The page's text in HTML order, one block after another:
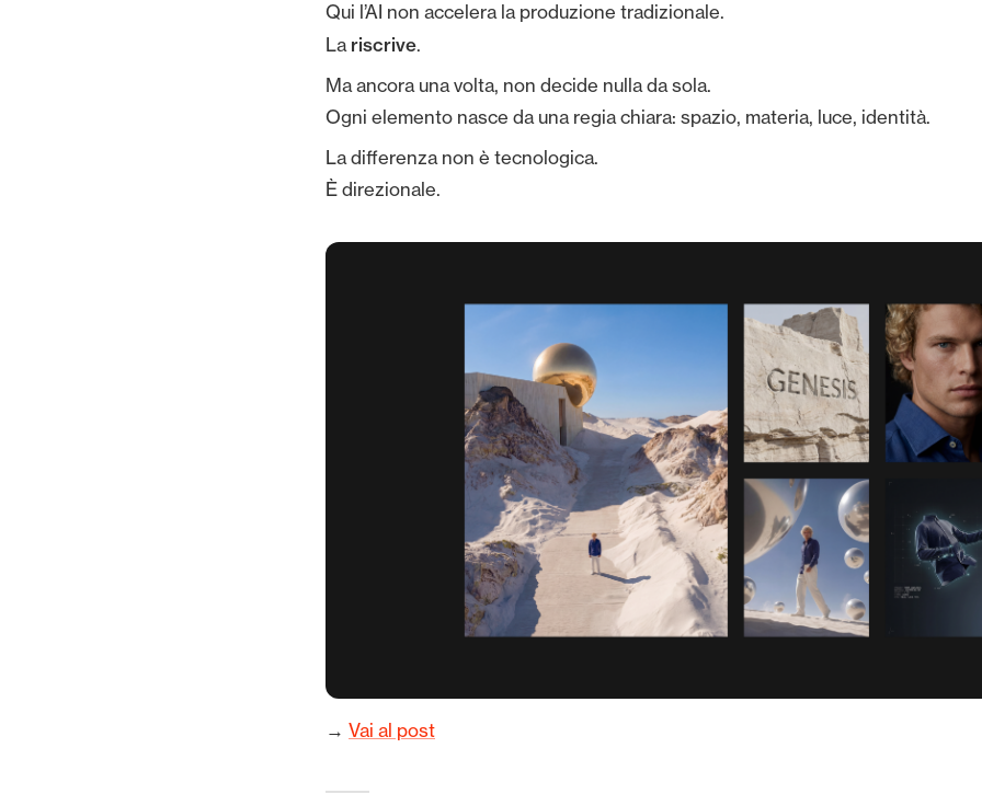
Qui l’AI non accelera la produzione tradizionale.
La riscrive.
Ma ancora una volta, non decide nulla da sola.
Ogni elemento nasce da una regia chiara: spazio, materia, luce, identità.
La differenza non è tecnologica.
È direzionale.
→ Vai al post